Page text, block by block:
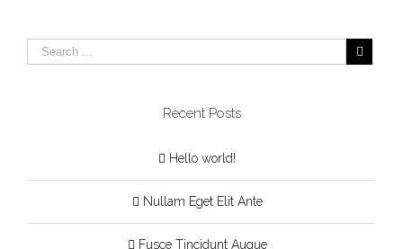
Recent Posts
Hello world!
Nullam Eget Elit Ante
Fusce Tincidunt Augue